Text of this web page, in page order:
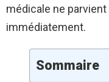
médicale ne
immédiatement.
Sommaire